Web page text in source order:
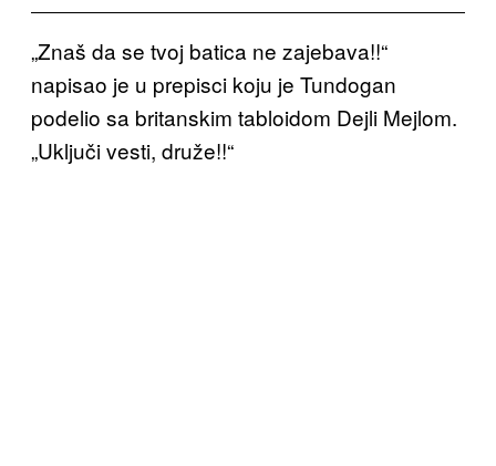
„Znaš da se tvoj batica ne zajebava!!“
napisao je u prepisci koju je Tundogan
podelio sa britanskim tabloidom Dejli Mejlom.
„Uključi vesti, druže!!“